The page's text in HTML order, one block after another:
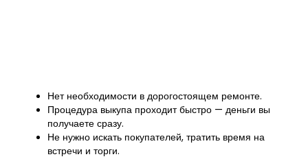
Нет необходимости в дорогостоящем ремонте.
Процедура выкупа проходит быстро — деньги вы
получаете сразу.
Не нужно искать покупателей, тратить время на
встречи и торги.